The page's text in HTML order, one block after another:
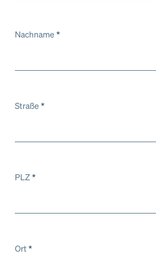
Nachname *
Straße *
PLZ *
Ort *